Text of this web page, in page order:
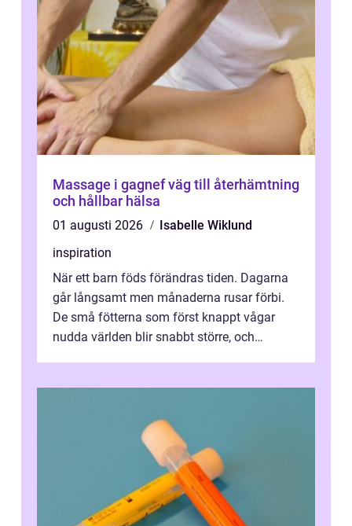
Massage i gagnef väg till återhämtning
och hållbar hälsa
01 augusti 2026
Isabelle Wiklund
inspiration
När ett barn föds förändras tiden. Dagarna
går långsamt men månaderna rusar förbi.
De små fötterna som först knappt vågar
nudda världen blir snabbt större, och